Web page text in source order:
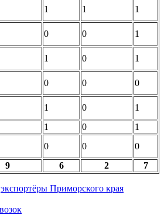
1 1
1
0 0
1
1 0
1
0 0
0
1 0
1
1 0
1
0 0
0
9 6 2 7
экспортёры Приморского края